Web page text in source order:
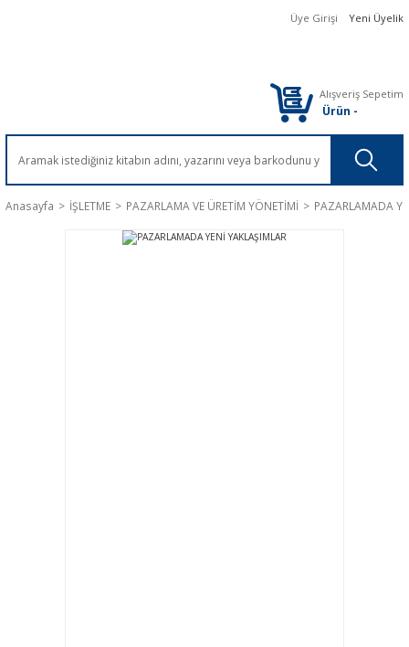
Üye Girişi Yeni Üyelik
Alışveriş Sepetim
Ürün -
Anasayfa İŞLETME PAZARLAMA VE ÜRETİM YÖNETİMİ PAZARLAMADA